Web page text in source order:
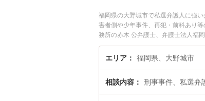
福岡県の大野城市で私選弁護人に強
害者側や少年事件、再犯・前科あり
務所の赤木 公弁護士、弁護士法人福
発生した私選弁護人のトラブルを今
きる大野城市内の弁護士に相談予約
エリア 福岡県、大野城市
相談内容 刑事事件、私選弁